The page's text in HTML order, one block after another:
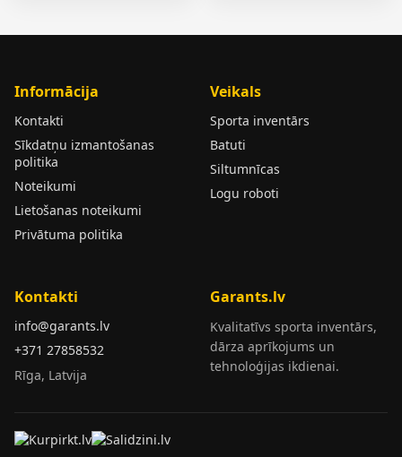
Informācija
Kontakti
Sīkdatņu izmantošanas
politika
Noteikumi
Lietošanas noteikumi
Privātuma politika
Veikals
Sporta inventārs
Batuti
Siltumnīcas
Logu roboti
Kontakti
info@garants.lv
+371 27858532
Rīga, Latvija
Garants.lv
Kvalitatīvs sporta inventārs,
dārza aprīkojums un
tehnoloģijas ikdienai.